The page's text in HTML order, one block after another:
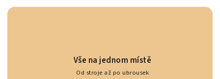
Vše na jednom místě
Od stroje až po ubrousek